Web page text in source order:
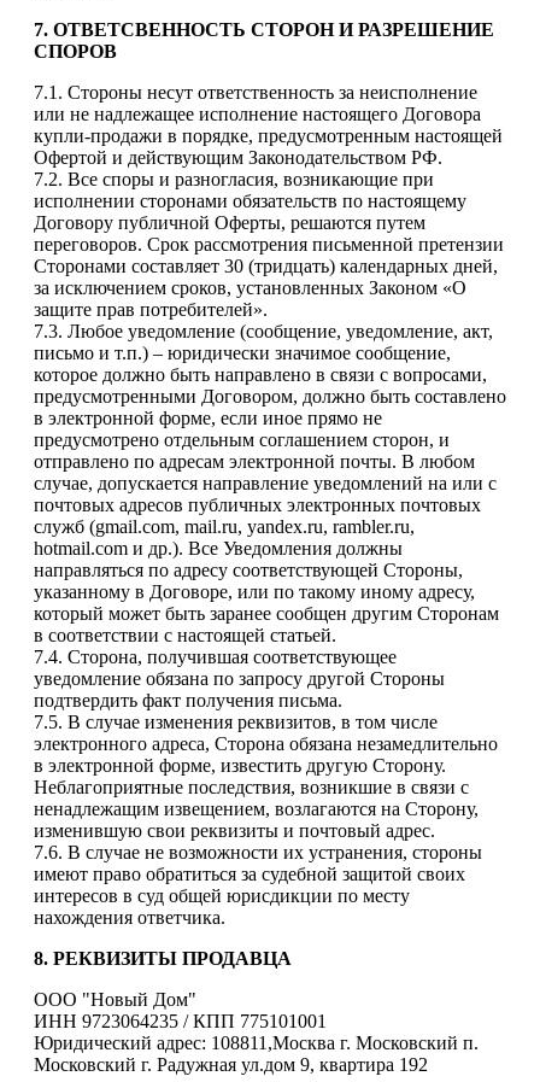
7. ОТВЕТСВЕННОСТЬ СТОРОН И РАЗРЕШЕНИЕ
СПОРОВ
7.1. Стороны несут ответственность за неисполнение
или не надлежащее исполнение настоящего Договора
купли-продажи в порядке, предусмотренным настоящей
Офертой и действующим Законодательством РФ.
7.2. Все споры и разногласия, возникающие при
исполнении сторонами обязательств по настоящему
Договору публичной Оферты, решаются путем
переговоров. Срок рассмотрения письменной претензии
Сторонами составляет 30 (тридцать) календарных дней,
за исключением сроков, установленных Законом «О
защите прав потребителей».
7.3. Любое уведомление (сообщение, уведомление, акт,
письмо и т.п.) – юридически значимое сообщение,
которое должно быть направлено в связи с вопросами,
предусмотренными Договором, должно быть составлено
в электронной форме, если иное прямо не
предусмотрено отдельным соглашением сторон, и
отправлено по адресам электронной почты. В любом
случае, допускается направление уведомлений на или с
почтовых адресов публичных электронных почтовых
служб (gmail.com, mail.ru, yandex.ru, rambler.ru,
hotmail.com и др.). Все Уведомления должны
направляться по адресу соответствующей Стороны,
указанному в Договоре, или по такому иному адресу,
который может быть заранее сообщен другим Сторонам
в соответствии с настоящей статьей.
7.4. Сторона, получившая соответствующее
уведомление обязана по запросу другой Стороны
подтвердить факт получения письма.
7.5. В случае изменения реквизитов, в том числе
электронного адреса, Сторона обязана незамедлительно
в электронной форме, известить другую Сторону.
Неблагоприятные последствия, возникшие в связи с
ненадлежащим извещением, возлагаются на Сторону,
изменившую свои реквизиты и почтовый адрес.
7.6. В случае не возможности их устранения, стороны
имеют право обратиться за судебной защитой своих
интересов в суд общей юрисдикции по месту
нахождения ответчика.
8. РЕКВИЗИТЫ ПРОДАВЦА
ООО "Новый Дом"
ИНН 9723064235 / КПП 775101001
Юридический адрес: 108811,Москва г. Московский п.
Московский г. Радужная ул.дом 9, квартира 192